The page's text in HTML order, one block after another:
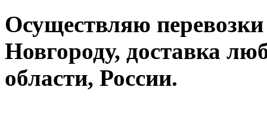
Осуществляю
Новгороду, доставка
области, России.